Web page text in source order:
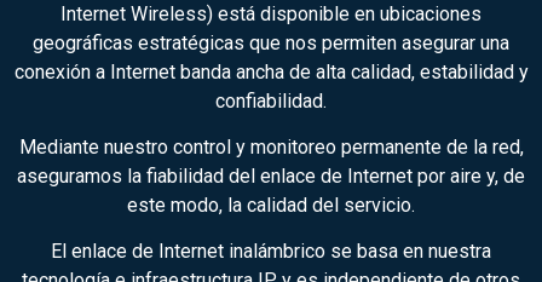
Internet Wireless) está disponible en ubicaciones
geográficas estratégicas que nos permiten asegurar una
conexión a Internet banda ancha de alta calidad, estabilidad y
confiabilidad.
Mediante nuestro control y monitoreo permanente de la red,
aseguramos la fiabilidad del enlace de Internet por aire y, de
este modo, la calidad del servicio.
El enlace de Internet inalámbrico se basa en nuestra